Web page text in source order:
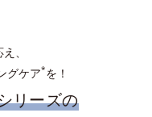
、
グケア*を！
リーズの